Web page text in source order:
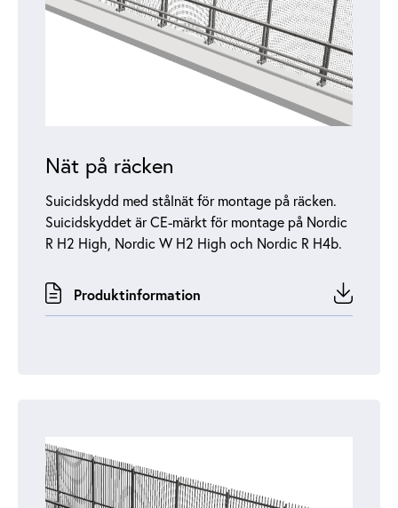
Nät på räcken
Suicidskydd med stålnät för montage på räcken.
Suicidskyddet är CE-märkt för montage på Nordic
R H2 High, Nordic W H2 High och Nordic R H4b.
Produktinformation